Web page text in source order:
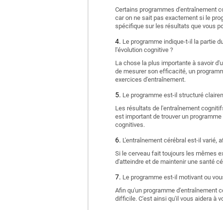
Certains programmes d'entraînement
car on ne sait pas exactement si le
spécifique sur les résultats que vous
Le programme indique-t-il la partie
l'évolution cognitive ?
La chose la plus importante à savoir
de mesurer son efficacité, un
exercices d'entraînement.
Le programme est-il structuré
Les résultats de l'entraînement
est important de trouver un
cognitives.
L'entraînement cérébral est-il varié,
Si le cerveau fait toujours les mêmes
d'atteindre et de maintenir une santé
Le programme est-il motivant ou
Afin qu'un programme d'entraînement
difficile. C'est ainsi qu'il vous aidera à